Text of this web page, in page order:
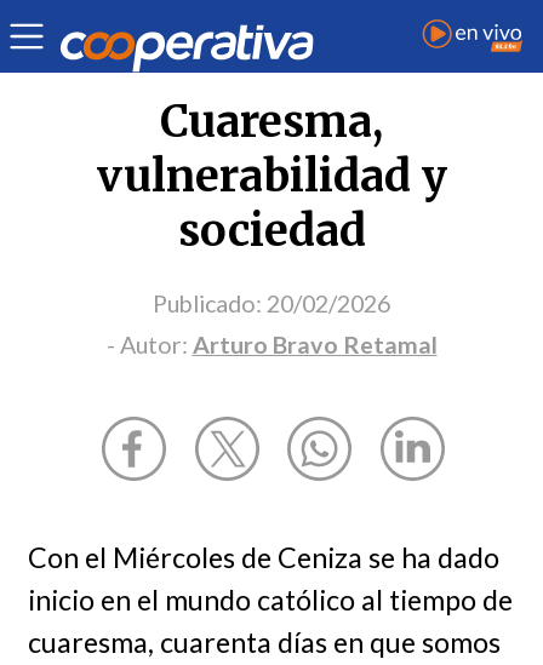
Opinión | Arturo Bravo Retamal
Cuaresma,
vulnerabilidad y
sociedad
Publicado: 20/02/2026
- Autor: Arturo Bravo Retamal
Con el Miércoles de Ceniza se ha dado
inicio en el mundo católico al tiempo de
cuaresma, cuarenta días en que somos